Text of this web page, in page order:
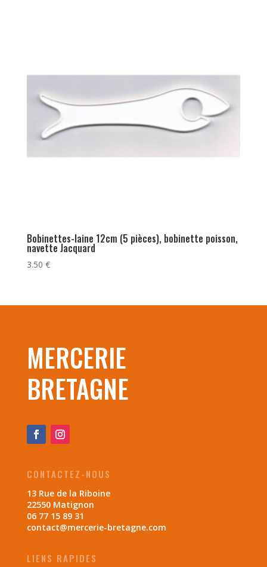
Bobinettes-laine 12cm (5 pièces), bobinette poisson,
navette Jacquard
3.50 €
MERCERIE
BRETAGNE
CONTACTEZ-NOUS
13 Rue de la Riboine
22550 Matignon
06 77 15 89 31
contact@mercerie-bretagne.com
LIENS RAPIDES